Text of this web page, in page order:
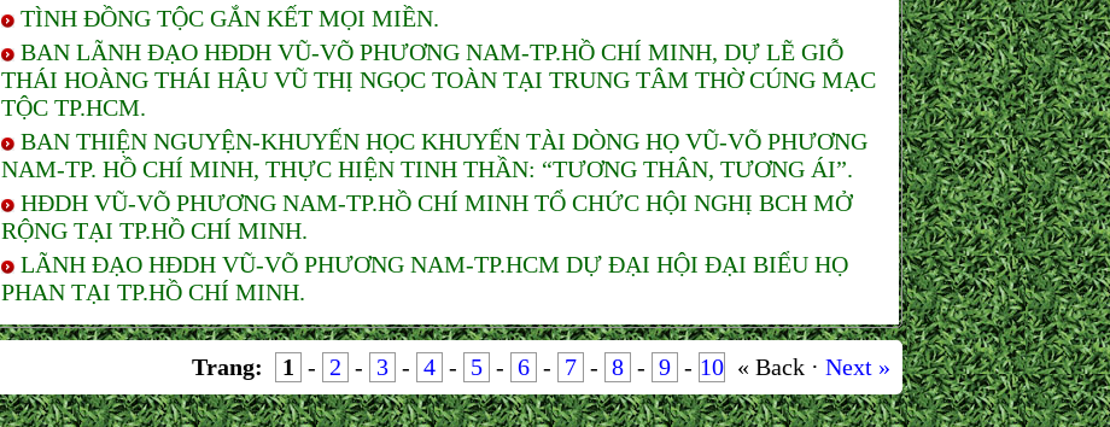
TÌNH ĐỒNG TỘC GẮN KẾT MỌI MIỀN.
BAN LÃNH ĐẠO HĐDH VŨ-VÕ PHƯƠNG NAM-TP.HỒ CHÍ MINH, DỰ LẼ GIỖ
THÁI HOÀNG THÁI HẬU VŨ THỊ NGỌC TOÀN TẠI TRUNG TÂM THỜ CÚNG MẠC
TỘC TP.HCM.
BAN THIỆN NGUYỆN-KHUYẾN HỌC KHUYẾN TÀI DÒNG HỌ VŨ-VÕ PHƯƠNG
NAM-TP. HỒ CHÍ MINH, THỰC HIỆN TINH THẦN: “TƯƠNG THÂN, TƯƠNG ÁI”.
HĐDH VŨ-VÕ PHƯƠNG NAM-TP.HỒ CHÍ MINH TỔ CHỨC HỘI NGHỊ BCH MỞ
RỘNG TẠI TP.HỒ CHÍ MINH.
LÃNH ĐẠO HĐDH VŨ-VÕ PHƯƠNG NAM-TP.HCM DỰ ĐẠI HỘI ĐẠI BIỂU HỌ
PHAN TẠI TP.HỒ CHÍ MINH.
Trang: 1 - 2 - 3 - 4 - 5 - 6 - 7 - 8 - 9 - 10 « Back · Next »